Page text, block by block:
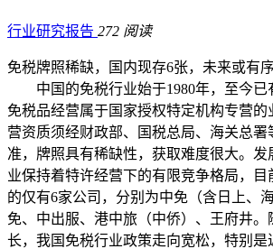
行业研究报告 272 阅读
免税牌照稀缺，国内现存6张，未来或有
中国的免税行业始于1980年，至今已
免税品经营属于国家授权特定机构专营
营资质须经财政部、国税总局、海关总
准，牌照具有稀缺性，获取难度很大。 发
业保持着特许经营下的有限竞争格局，目
的仅有6家公司，分别为中免（含日上、
免、中出服、港中旅（中侨）、王府井。
长，我国免税行业政策走向宽松，特别是